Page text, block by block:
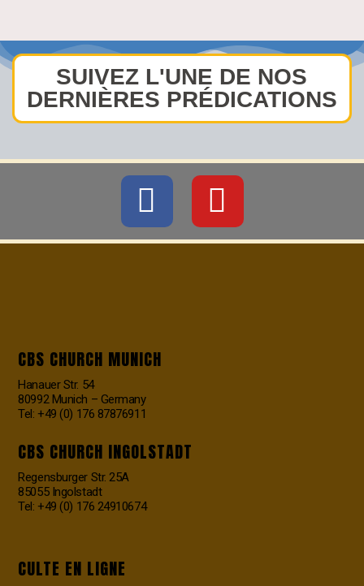
SUIVEZ L'UNE DE NOS
DERNIÈRES PRÉDICATIONS
CBS CHURCH MUNICH
Hanauer Str. 54
80992 Munich – Germany
Tel: +49 (0) 176 87876911
CBS CHURCH INGOLSTADT
Regensburger Str. 25A
85055 Ingolstadt
Tel: +49 (0) 176 24910674
CULTE EN LIGNE